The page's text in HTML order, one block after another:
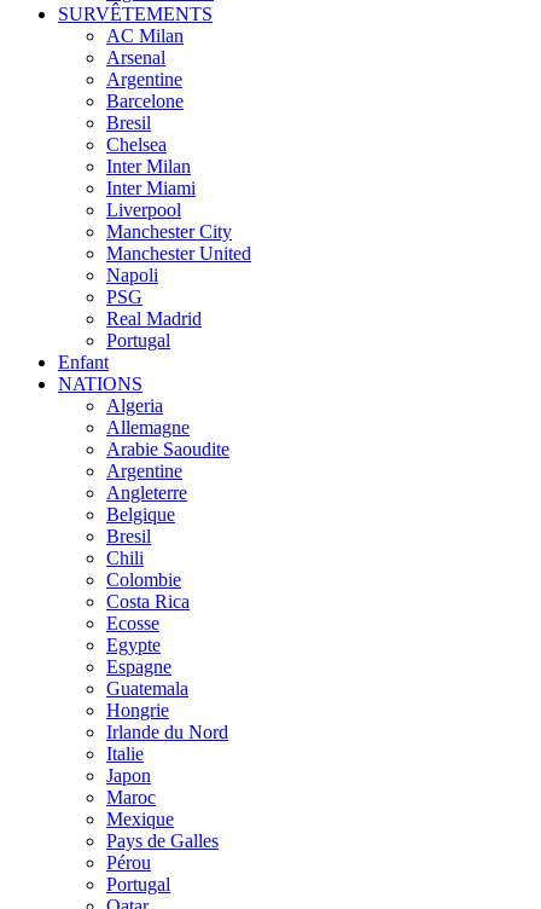
SURVÊTEMENTS
AC Milan
Arsenal
Argentine
Barcelone
Bresil
Chelsea
Inter Milan
Inter Miami
Liverpool
Manchester City
Manchester United
Napoli
PSG
Real Madrid
Portugal
Enfant
NATIONS
Algeria
Allemagne
Arabie Saoudite
Argentine
Angleterre
Belgique
Bresil
Chili
Colombie
Costa Rica
Ecosse
Egypte
Espagne
Guatemala
Hongrie
Irlande du Nord
Italie
Japon
Maroc
Mexique
Pays de Galles
Pérou
Portugal